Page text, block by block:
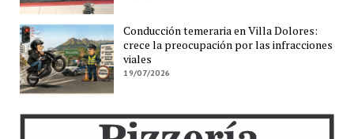
Conducción temeraria en Villa Dolores:
crece la preocupación por las infracciones
viales
19/07/2026